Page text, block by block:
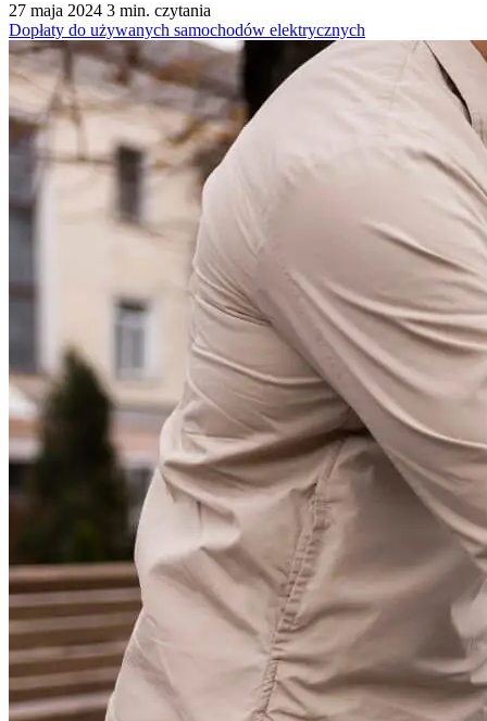
27 maja 2024 3 min. czytania
Dopłaty do używanych samochodów elektrycznych